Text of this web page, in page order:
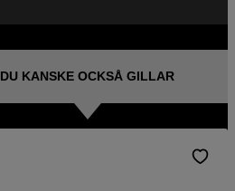
DU KANSKE OCKSÅ GILLAR